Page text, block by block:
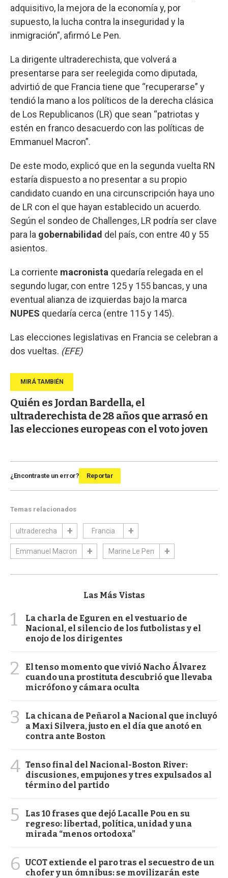
adquisitivo, la mejora de la economía y, por
supuesto, la lucha contra la inseguridad y la
inmigración”, afirmó Le Pen.
La dirigente ultraderechista, que volverá a
presentarse para ser reelegida como diputada,
advirtió de que Francia tiene que “recuperarse” y
tendió la mano a los políticos de la derecha clásica
de Los Republicanos (LR) que sean “patriotas y
estén en franco desacuerdo con las políticas de
Emmanuel Macron”.
De este modo, explicó que en la segunda vuelta RN
estaría dispuesto a no presentar a su propio
candidato cuando en una circunscripción haya uno
de LR con el que hayan establecido un acuerdo.
Según el sondeo de Challenges, LR podría ser clave
para la gobernabilidad del país, con entre 40 y 55
asientos.
La corriente macronista quedaría relegada en el
segundo lugar, con entre 125 y 155 bancas, y una
eventual alianza de izquierdas bajo la marca
NUPES quedaría cerca (entre 115 y 145).
Las elecciones legislativas en Francia se celebran a
dos vueltas. (EFE)
Quién es Jordan Bardella, el
ultraderechista de 28 años que arrasó en
las elecciones europeas con el voto joven
¿Encontraste un error? Reportar
Temas relacionados
ultraderecha Francia
Emmanuel Macron Marine Le Pen
Las Más Vistas
1
La charla de Eguren en el vestuario de
Nacional, el silencio de los futbolistas y el
enojo de los dirigentes
2
El tenso momento que vivió Nacho Álvarez
cuando una prostituta descubrió que llevaba
micrófono y cámara oculta
3
La chicana de Peñarol a Nacional que incluyó
a Maxi Silvera, justo en el día que anotó en
contra ante Boston
4 Tenso final del Nacional-Boston River:
discusiones, empujones y tres expulsados al
término del partido
5
Las 10 frases que dejó Lacalle Pou en su
regreso: libertad, política, unidad y una
mirada “menos ortodoxa”
6 UCOT extiende el paro tras el secuestro de un
chofer y un ómnibus: se movilizarán este